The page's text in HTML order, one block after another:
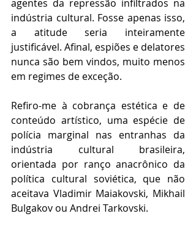
agentes da repressão infiltrados na
indústria cultural. Fosse apenas isso,
a atitude seria inteiramente
justificável. Afinal, espiões e delatores
nunca são bem vindos, muito menos
em regimes de exceção.
Refiro-me à cobrança estética e de
conteúdo artístico, uma espécie de
polícia marginal nas entranhas da
indústria cultural brasileira,
orientada por ranço anacrônico da
política cultural soviética, que não
aceitava Vladimir Maiakovski, Mikhail
Bulgakov ou Andrei Tarkovski.